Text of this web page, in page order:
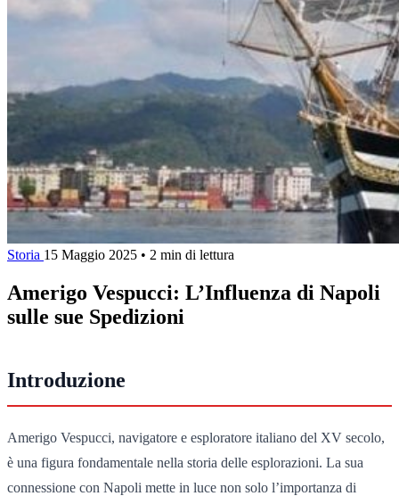
Storia 15 Maggio 2025 • 2 min di lettura
Amerigo Vespucci: L’Influenza di Napoli
sulle sue Spedizioni
Introduzione
Amerigo Vespucci, navigatore e esploratore italiano del XV secolo,
è una figura fondamentale nella storia delle esplorazioni. La sua
connessione con Napoli mette in luce non solo l’importanza di